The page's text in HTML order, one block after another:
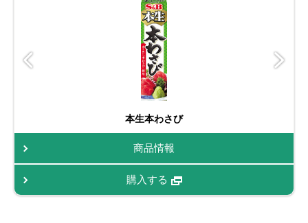
本生本わさび
商品情報
購入する